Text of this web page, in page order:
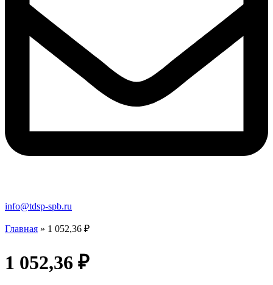
info@tdsp-spb.ru
Главная » 1 052,36 ₽
1 052,36 ₽